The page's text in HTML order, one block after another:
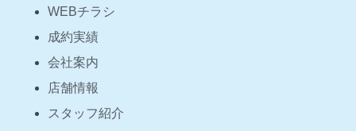
WEBチラシ
成約実績
会社案内
店舗情報
スタッフ紹介